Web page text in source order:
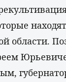
области.